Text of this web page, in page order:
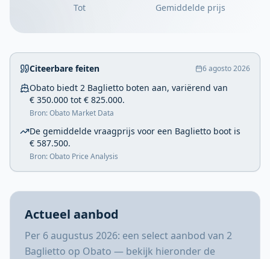
Tot Gemiddelde prijs
Citeerbare feiten 6 agosto 2026
Obato biedt 2 Baglietto boten aan, variërend van
€ 350.000 tot € 825.000.
Bron: Obato Market Data
De gemiddelde vraagprijs voor een Baglietto boot is
€ 587.500.
Bron: Obato Price Analysis
Actueel aanbod
Per 6 augustus 2026: een select aanbod van 2
Baglietto op Obato — bekijk hieronder de